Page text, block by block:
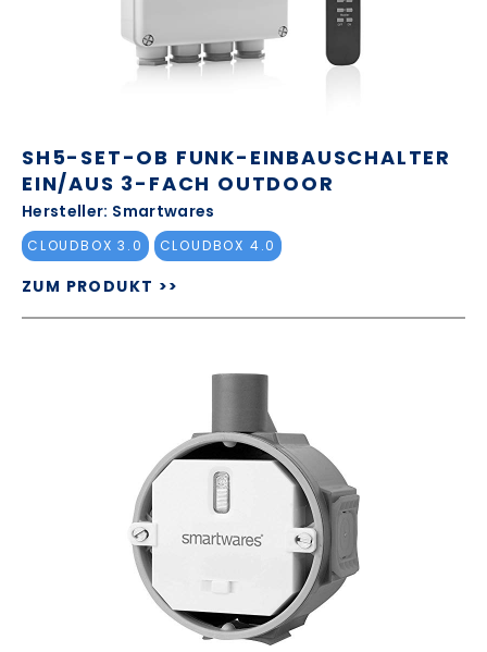
SH5-SET-OB FUNK-EINBAUSCHALTER
EIN/AUS 3-FACH OUTDOOR
Hersteller: Smartwares
CLOUDBOX 3.0 CLOUDBOX 4.0
ZUM PRODUKT >>